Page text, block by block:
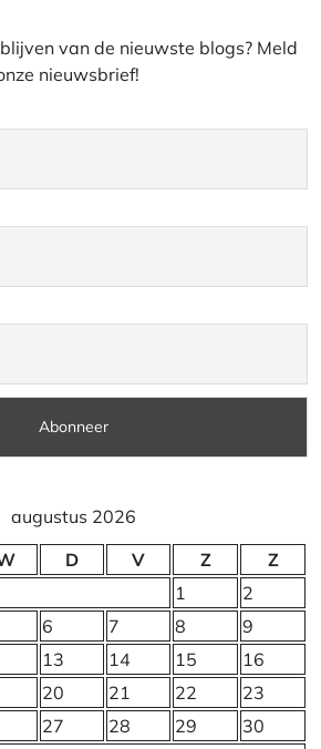
en
haakquotes!
van de nieuwste blogs? Meld
nieuwsbrief!
augustus 2026
D V Z
Z
1
2
6 7 8
9
13 14 15
16
20 21 22
23
27 28 29
30